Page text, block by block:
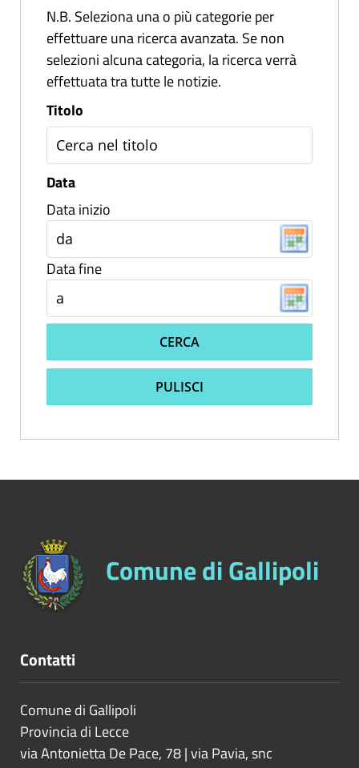
N.B. Seleziona una o più categorie per
effettuare una ricerca avanzata. Se non
selezioni alcuna categoria, la ricerca verrà
effettuata tra tutte le notizie.
Titolo
Data
Data inizio
Data fine
CERCA
PULISCI
Comune di Gallipoli
Contatti
Comune di Gallipoli
Provincia di Lecce
via Antonietta De Pace, 78 | via Pavia, snc